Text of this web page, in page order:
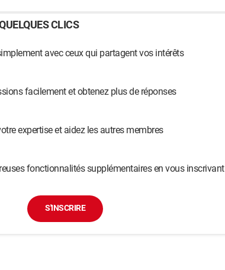
CLICS
avec ceux qui partagent vos intérêts
facilement et obtenez plus de réponses
expertise et aidez les autres membres
fonctionnalités supplémentaires en vous inscrivant
S'INSCRIRE